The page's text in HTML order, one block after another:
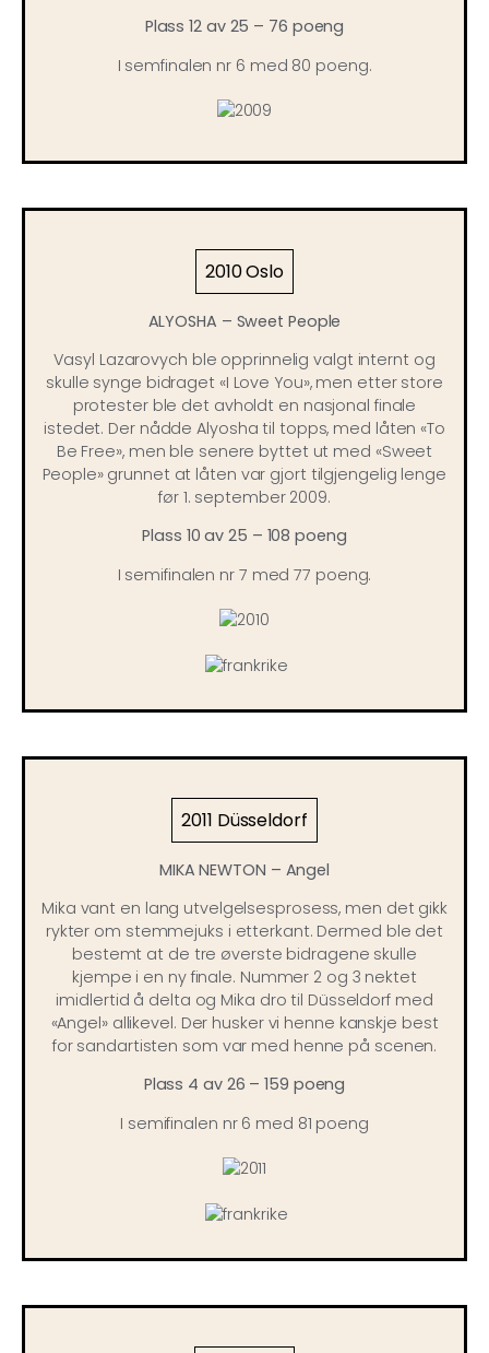
Plass 12 av 25 – 76 poeng
I semfinalen nr 6 med 80 poeng.
2010 Oslo
ALYOSHA – Sweet People
Vasyl Lazarovych ble opprinnelig valgt internt og
skulle synge bidraget «I Love You», men etter store
protester ble det avholdt en nasjonal finale
istedet. Der nådde Alyosha til topps, med låten «To
Be Free», men ble senere byttet ut med «Sweet
People» grunnet at låten var gjort tilgjengelig lenge
før 1. september 2009.
Plass 10 av 25 – 108 poeng
I semifinalen nr 7 med 77 poeng.
2011 Düsseldorf
MIKA NEWTON – Angel
Mika vant en lang utvelgelsesprosess, men det gikk
rykter om stemmejuks i etterkant. Dermed ble det
bestemt at de tre øverste bidragene skulle
kjempe i en ny finale. Nummer 2 og 3 nektet
imidlertid å delta og Mika dro til Düsseldorf med
«Angel» allikevel. Der husker vi henne kanskje best
for sandartisten som var med henne på scenen.
Plass 4 av 26 – 159 poeng
I semifinalen nr 6 med 81 poeng